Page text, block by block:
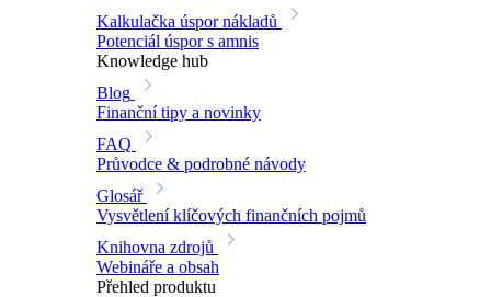
Kalkulačka úspor nákladů
Potenciál úspor s amnis
Knowledge hub
Blog
Finanční tipy a novinky
FAQ
Průvodce & podrobné návody
Glosář
Vysvětlení klíčových finančních pojmů
Knihovna zdrojů
Webináře a obsah
Přehled produktu